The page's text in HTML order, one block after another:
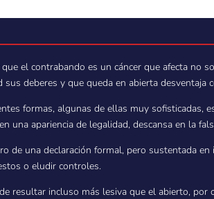
el contrabando es un cáncer que afecta no
deberes y que queda en abierta
formas, algunas de ellas muy sofisticadas,
una apariencia de legalidad, descansa en la
de una declaración formal, pero sustentada
o eludir controles.
resultar incluso más lesiva que el abierto,